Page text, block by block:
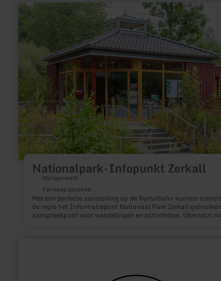
Nationalpark-Infopunkt Zerkall
Hürtgenwald
Vandaag geopend
Met een perfecte aansluiting op de Rurtalbahn kunnen
de regio het Informatiepunt Nationaal Park Zerkall
aanspreekpunt voor wandelingen en activiteiten. Übersetzt
meer
informatie
over:
Nationalpark-
Infopunkt
Zerkall